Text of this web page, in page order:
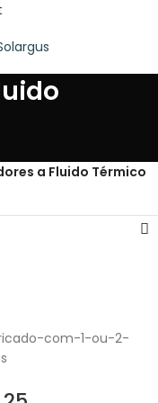
a Fluido Térmico